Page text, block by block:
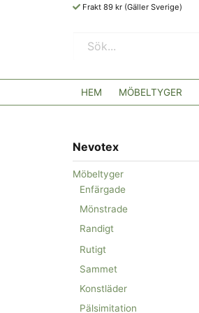
Frakt 89 kr (Gäller Sverige)
HEM MÖBELTYGER
Nevotex
Möbeltyger
Enfärgade
Mönstrade
Randigt
Rutigt
Sammet
Konstläder
Pälsimitation